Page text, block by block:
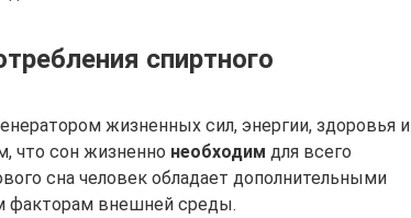
спиртного
жизненных сил, энергии, здоровья и
что сон жизненно необходим для всего
сна человек обладает дополнительными
факторам внешней среды.